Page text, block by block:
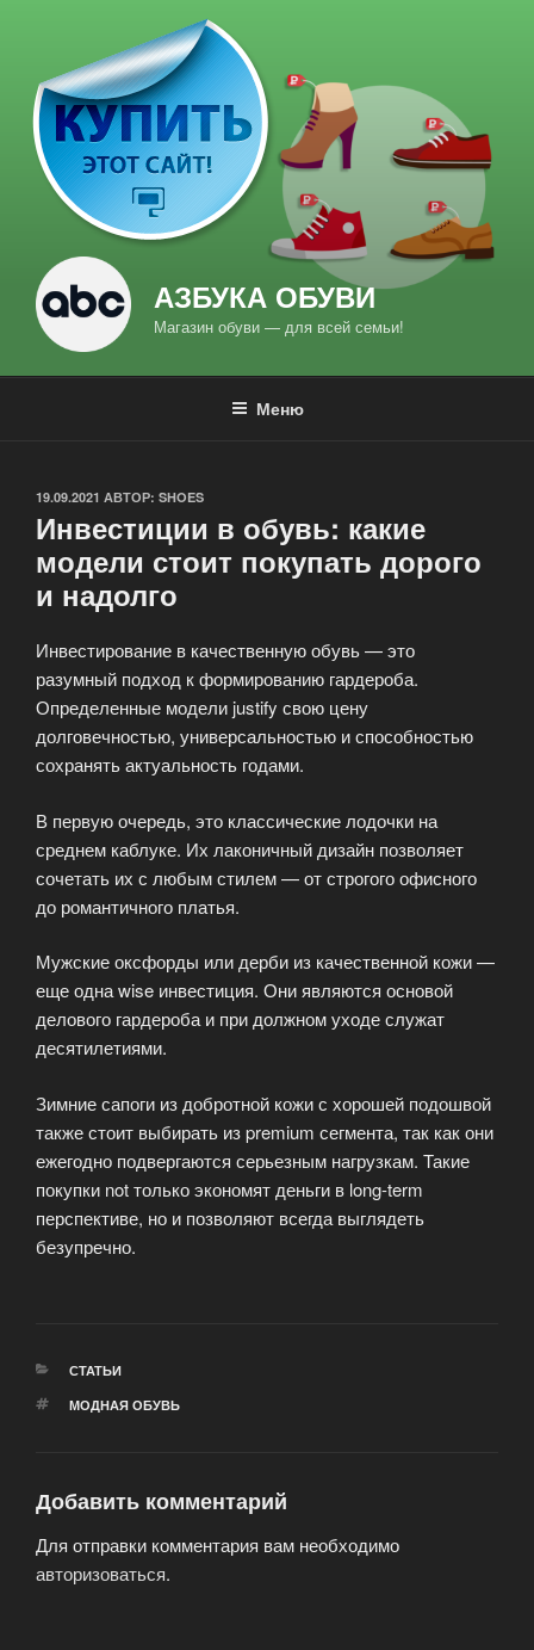
содержимому
АЗБУКА ОБУВИ
Магазин обуви — для всей семьи!
Меню
ОПУБЛИКОВАНО
19.09.2021 АВТОР: SHOES
Инвестиции в обувь: какие
модели стоит покупать дорого
и надолго
Инвестирование в качественную обувь — это
разумный подход к формированию гардероба.
Определенные модели justify свою цену
долговечностью, универсальностью и способностью
сохранять актуальность годами.
В первую очередь, это классические лодочки на
среднем каблуке. Их лаконичный дизайн позволяет
сочетать их с любым стилем — от строгого офисного
до романтичного платья.
Мужские оксфорды или дерби из качественной кожи —
еще одна wise инвестиция. Они являются основой
делового гардероба и при должном уходе служат
десятилетиями.
Зимние сапоги из добротной кожи с хорошей подошвой
также стоит выбирать из premium сегмента, так как они
ежегодно подвергаются серьезным нагрузкам. Такие
покупки not только экономят деньги в long-term
перспективе, но и позволяют всегда выглядеть
безупречно.
РУБРИКИ
СТАТЬИ
МЕТКИ
МОДНАЯ ОБУВЬ
Добавить комментарий
Для отправки комментария вам необходимо
авторизоваться.